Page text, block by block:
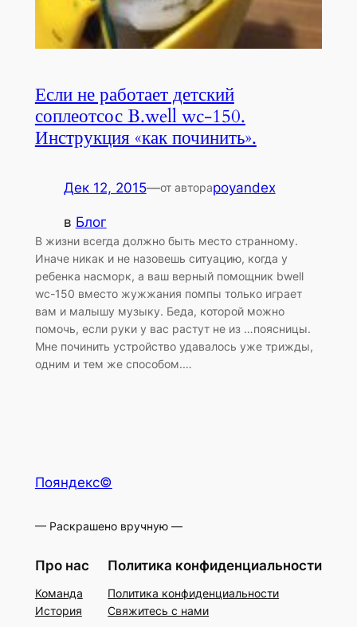
Если не работает детский
соплеотсос B.well wc-150.
Инструкция «как починить».
Дек 12, 2015—от автораpoyandex
в Блог
В жизни всегда должно быть место странному.
Иначе никак и не назовешь ситуацию, когда у
ребенка насморк, а ваш верный помощник bwell
wc-150 вместо жужжания помпы только играет
вам и малышу музыку. Беда, которой можно
помочь, если руки у вас растут не из …поясницы.
Мне починить устройство удавалось уже трижды,
одним и тем же способом.…
Пояндекс©
— Раскрашено вручную —
Про нас
Команда
История
Политика конфиденциальности
Политика конфиденциальности
Свяжитесь с нами